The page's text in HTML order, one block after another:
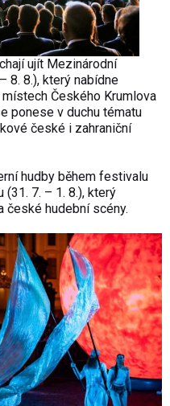
ujít Mezinárodní
8. 8.), který nabídne
Českého Krumlova
ponese v duchu tématu
české i zahraniční
hudby během festivalu
(31. 7. – 1. 8.), který
české hudební scény.